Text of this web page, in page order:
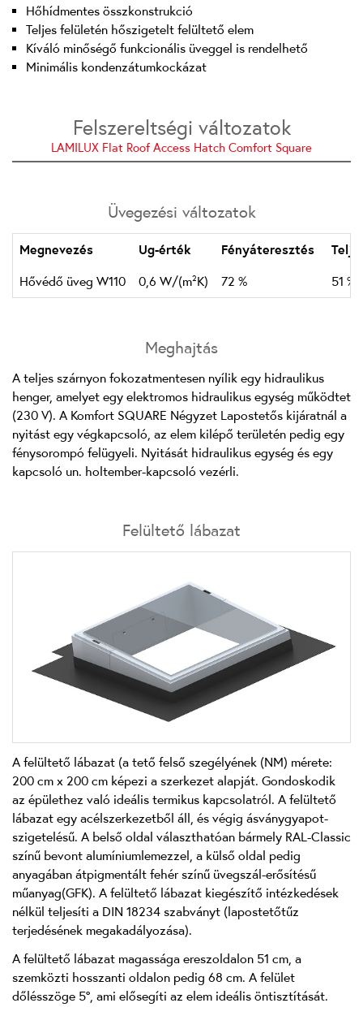
Hőhídmentes összkonstrukció
Teljes felületén hőszigetelt felültető elem
Kíváló minőségő funkcionális üveggel is rendelhető
Minimális kondenzátumkockázat
Felszereltségi változatok
LAMILUX Flat Roof Access Hatch Comfort Square
Üvegezési változatok
Megnevezés Ug-érték Fényáteresztés
Hővédő üveg W110 0,6 W/(m²K) 72 % 51 %
Meghajtás
A teljes szárnyon fokozatmentesen nyílik egy hidraulikus
henger, amelyet egy elektromos hidraulikus egység működtet
(230 V). A Komfort SQUARE Négyzet Lapostetős kijáratnál a
nyitást egy végkapcsoló, az elem kilépő területén pedig egy
fénysorompó felügyeli. Nyitását hidraulikus egység és egy
kapcsoló un. holtember-kapcsoló vezérli.
Felültető lábazat
A felültető lábazat (a tető felső szegélyének (NM) mérete:
200 cm x 200 cm képezi a szerkezet alapját. Gondoskodik
az épülethez való ideális termikus kapcsolatról. A felültető
lábazat egy acélszerkezetből áll, és végig ásványgyapot-
szigetelésű. A belső oldal választhatóan bármely RAL-Classic
színű bevont alumíniumlemezzel, a külső oldal pedig
anyagában átpigmentált fehér színű üvegszál-erősítésű
műanyag(GFK). A felültető lábazat kiegészítő intézkedések
nélkül teljesíti a DIN 18234 szabványt (lapostetőtűz
terjedésének megakadályozása).
A felültető lábazat magassága ereszoldalon 51 cm, a
szemközti hosszanti oldalon pedig 68 cm. A felület
dőlésszöge 5°, ami elősegíti az elem ideális öntisztítását.